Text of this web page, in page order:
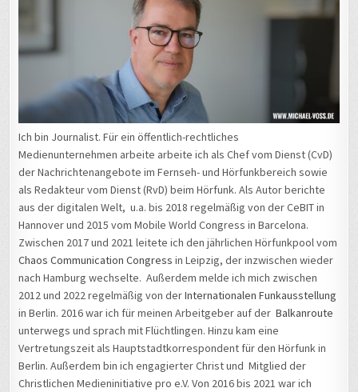
Ich bin Journalist. Für ein öffentlich-rechtliches
Medienunternehmen arbeite arbeite ich als Chef vom Dienst (CvD)
der Nachrichtenangebote im Fernseh- und Hörfunkbereich sowie
als Redakteur vom Dienst (RvD) beim Hörfunk. Als Autor berichte
aus der digitalen Welt, u.a. bis 2018 regelmäßig von der CeBIT in
Hannover und 2015 vom Mobile World Congress in Barcelona.
Zwischen 2017 und 2021 leitete ich den jährlichen Hörfunkpool vom
Chaos Communication Congress in Leipzig, der inzwischen wieder
nach Hamburg wechselte. Außerdem melde ich mich zwischen
2012 und 2022 regelmäßig von derInternationalen Funkausstellung
in Berlin. 2016 war ich für meinen Arbeitgeber auf derBalkanroute
unterwegs und sprach mit Flüchtlingen. Hinzu kam eine
Vertretungszeit als Hauptstadtkorrespondent für den Hörfunk in
Berlin. Außerdem bin ich engagierter Christ und Mitglied der
Christlichen Medieninitiative pro e.V. Von 2016 bis 2021 war ich